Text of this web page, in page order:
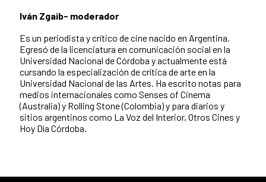
Iván Zgaib- moderador
Es un periodista y crítico de cine nacido en Argentina.
Egresó de la licenciatura en comunicación social en la
Universidad Nacional de Córdoba y actualmente está
cursando la especialización de crítica de arte en la
Universidad Nacional de las Artes. Ha escrito notas para
medios internacionales como Senses of Cinema
(Australia) y Rolling Stone (Colombia) y para diarios y
sitios argentinos como La Voz del Interior, Otros Cines y
Hoy Día Córdoba.